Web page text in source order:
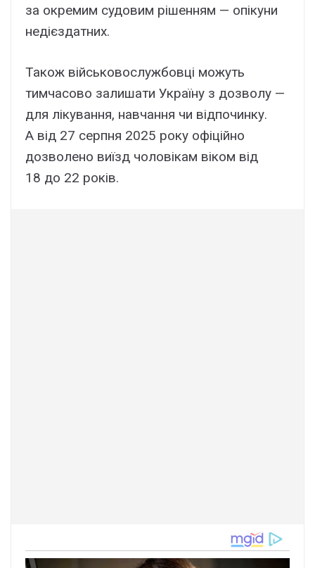
за окремим судовим рішенням — опікуни
недієздатних.
Також військовослужбовці можуть
тимчасово залишати Україну з дозволу —
для лікування, навчання чи відпочинку.
А від 27 серпня 2025 року офіційно
дозволено виїзд чоловікам віком від
18 до 22 років.